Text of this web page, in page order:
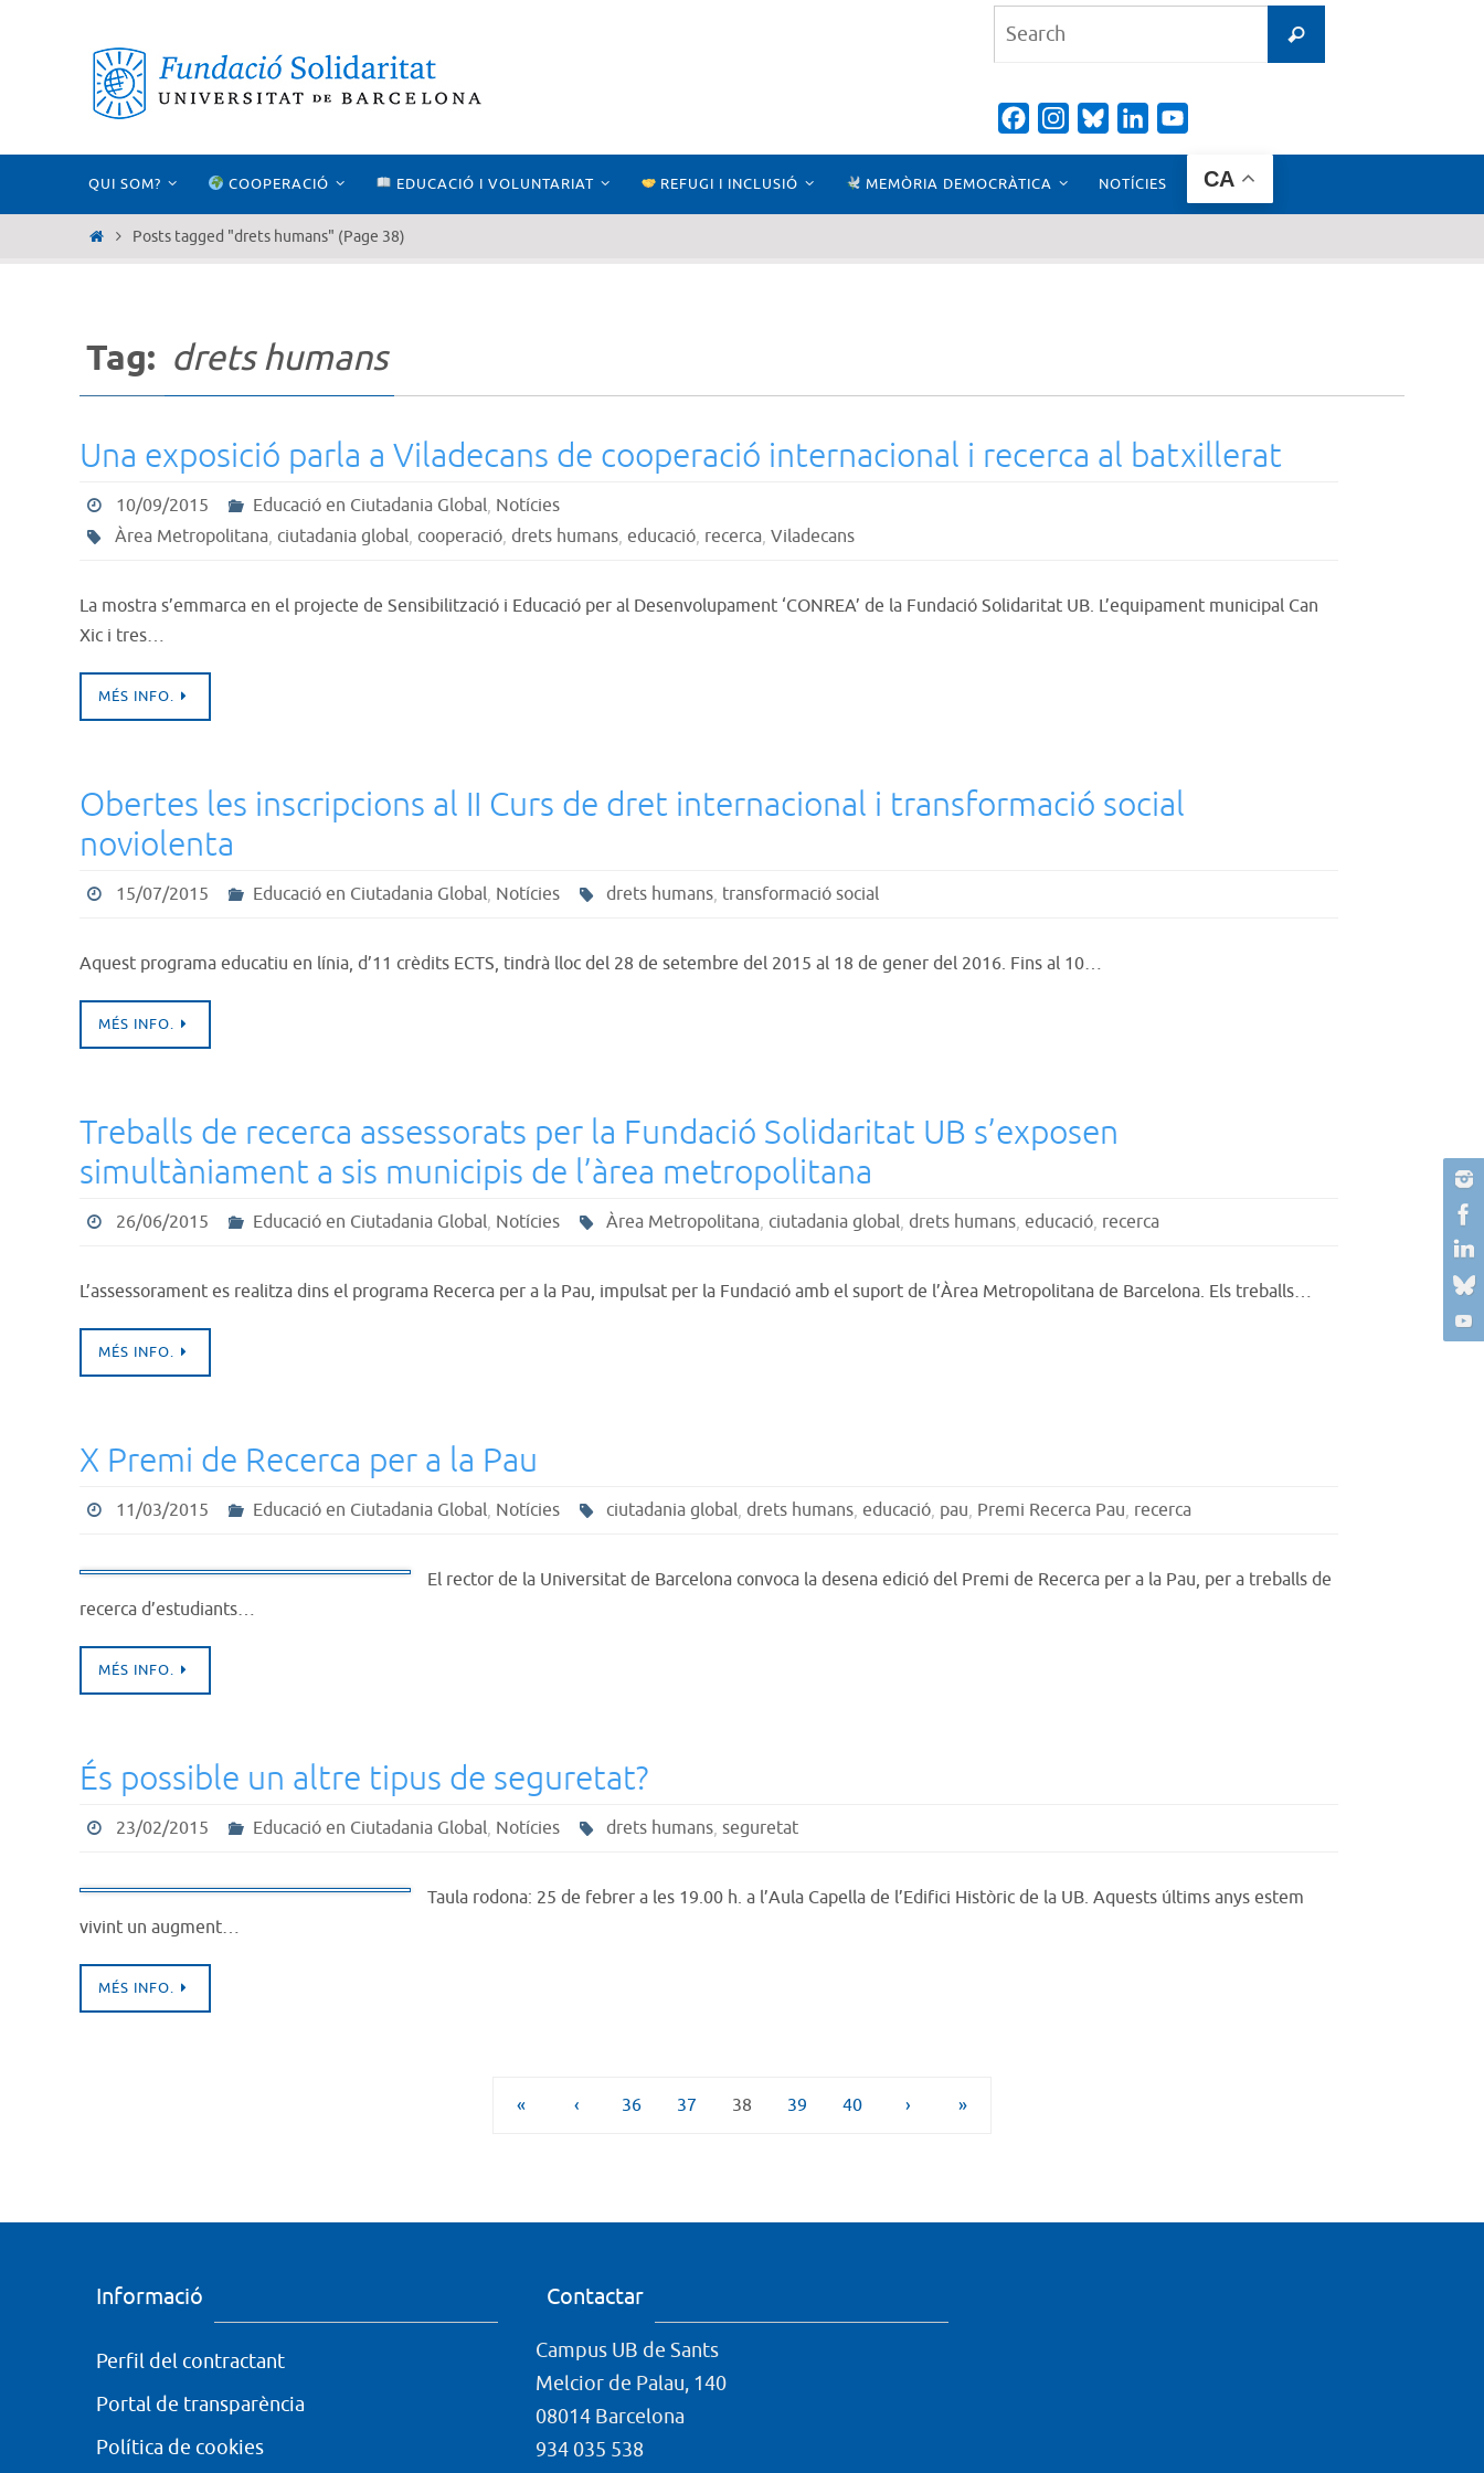
Search
FacebookInstagramBlueskyLinkedIn
content
QUI SOM? COOPERACIÓ EDUCACIÓ I VOLUNTARIAT REFUGI I INCLUSIÓ MEMÒRIA DEMOCRÀTICA NOTÍCIES CA
HomePosts tagged "drets humans" (Page 38)
Tag: drets humans
Una exposició parla a Viladecans de cooperació internacional i recerca al batxillerat
10/09/2015 Educació en Ciutadania Global, Notícies
Àrea Metropolitana, ciutadania global, cooperació, drets humans, educació, recerca, Viladecans
La mostra s’emmarca en el projecte de Sensibilització i Educació per al Desenvolupament ‘CONREA’ de la Fundació Solidaritat UB. L’equipament municipal Can
Xic i tres…
MÉS INFO.
Obertes les inscripcions al II Curs de dret internacional i transformació social
noviolenta
15/07/2015 Educació en Ciutadania Global, Notícies drets humans, transformació social
Aquest programa educatiu en línia, d’11 crèdits ECTS, tindrà lloc del 28 de setembre del 2015 al 18 de gener del 2016. Fins al 10…
MÉS INFO.
Treballs de recerca assessorats per la Fundació Solidaritat UB s’exposen
simultàniament a sis municipis de l’àrea metropolitana
26/06/2015 Educació en Ciutadania Global, Notícies Àrea Metropolitana,ciutadania global,drets humans,educació, recerca
L’assessorament es realitza dins el programa Recerca per a la Pau, impulsat per la Fundació amb el suport de l’Àrea Metropolitana de Barcelona. Els treballs…
MÉS INFO.
X Premi de Recerca per a la Pau
11/03/2015 Educació en Ciutadania Global, Notícies ciutadania global,drets humans,educació, pau, Premi Recerca Pau, recerca
El rector de la Universitat de Barcelona convoca la desena edició del Premi de Recerca per a la Pau, per a treballs de
recerca d’estudiants…
MÉS INFO.
És possible un altre tipus de seguretat?
23/02/2015 Educació en Ciutadania Global, Notícies drets humans,seguretat
Taula rodona: 25 de febrer a les 19.00 h. a l’Aula Capella de l’Edifici Històric de la UB. Aquests últims anys estem
vivint un augment…
MÉS INFO.
« ‹ 36 37 38 39 40 › »
Informació
Perfil del contractant
Portal de transparència
Política de cookies
Contactar
Campus UB de Sants
Melcior de Palau, 140
08014 Barcelona
934 035 538